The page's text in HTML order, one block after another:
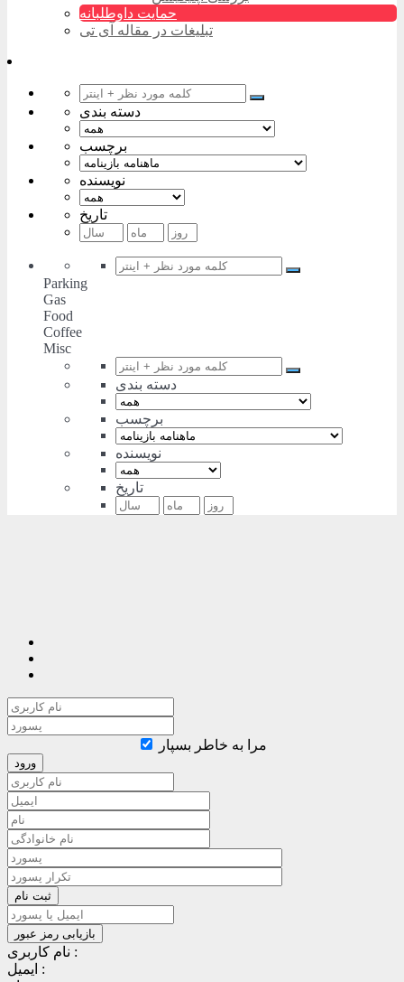
حمایت داوطلبانه
تبلیغات در مقاله آی تی
دسته بندی
برچسب
نویسنده
تاریخ
Parking
Gas
Food
Coffee
Misc
دسته بندی
برچسب
نویسنده
تاریخ
مرا به خاطر بسپار
نام کاربری :
ایمیل :